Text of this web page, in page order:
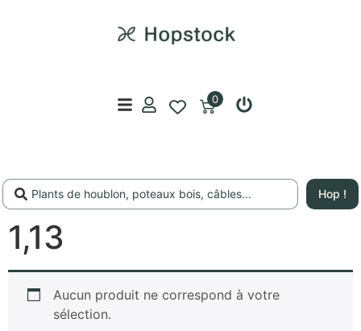
0
Hop !
1,13
Aucun produit ne correspond à votre
sélection.